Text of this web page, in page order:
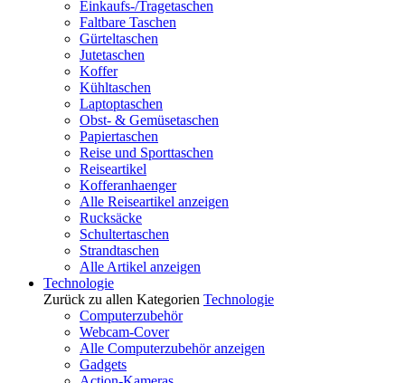
Einkaufs-/Tragetaschen
Faltbare Taschen
Gürteltaschen
Jutetaschen
Koffer
Kühltaschen
Laptoptaschen
Obst- & Gemüsetaschen
Papiertaschen
Reise und Sporttaschen
Reiseartikel
Kofferanhaenger
Alle Reiseartikel anzeigen
Rucksäcke
Schultertaschen
Strandtaschen
Alle Artikel anzeigen
Technologie
Zurück zu allen Kategorien Technologie
Computerzubehör
Webcam-Cover
Alle Computerzubehör anzeigen
Gadgets